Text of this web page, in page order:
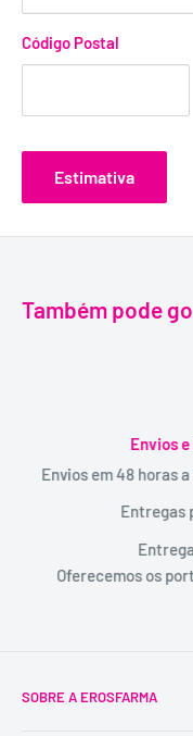
Código Postal
Estimativa
Também pode
Envios
Envios em 48 horas
Entregas
Oferecemos os
SOBRE A EROSFARMA